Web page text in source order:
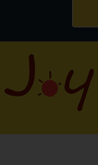
περιεχόμενο